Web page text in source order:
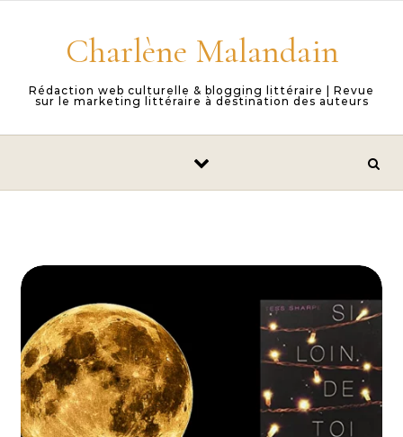
Charlène Malandain
Rédaction web culturelle & blogging littéraire | Revue
sur le marketing littéraire à destination des auteurs